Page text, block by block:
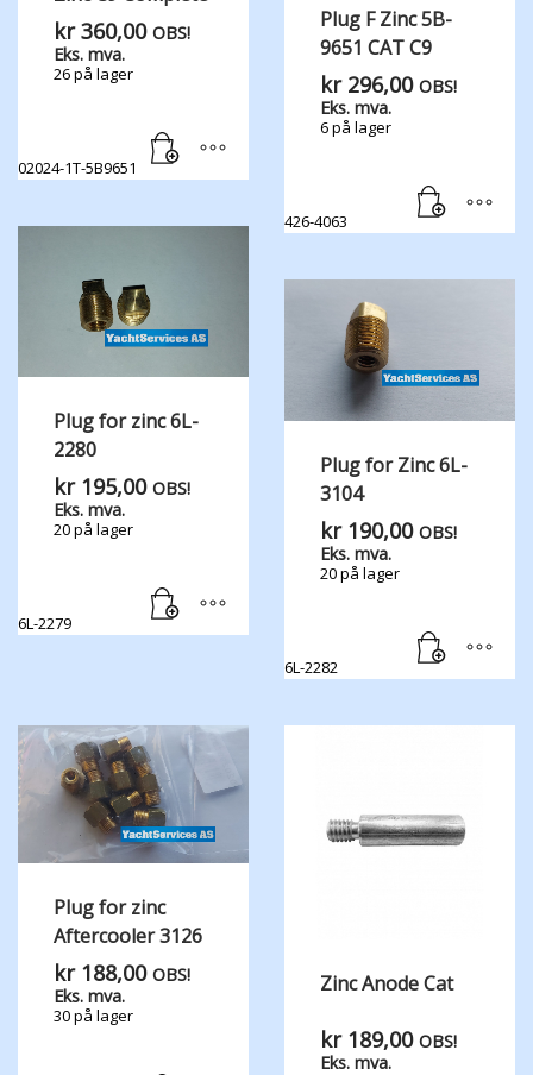
kr360,00 OBS!
Eks. mva.
26 på lager
02024-1T-5B9651
Plug F Zinc 5B-
9651 CAT C9
kr296,00 OBS!
Eks. mva.
6 på lager
426-4063
Plug for zinc 6L-
2280
kr195,00 OBS!
Eks. mva.
20 på lager
6L-2279
Plug for Zinc 6L-
3104
kr190,00 OBS!
Eks. mva.
20 på lager
6L-2282
Plug for zinc
Aftercooler 3126
kr188,00 OBS!
Eks. mva.
30 på lager
Zinc Anode Cat
kr189,00 OBS!
Eks. mva.